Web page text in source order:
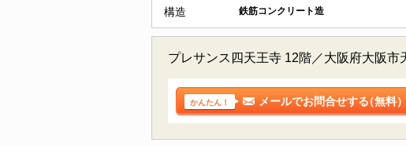
構造 鉄筋コンクリート造
プレサンス四天王寺 12階／大阪府大阪市
かんたん！ メールでお問合せする（無料）